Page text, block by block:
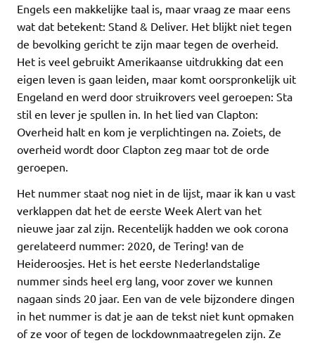
Engels een makkelijke taal is, maar vraag ze maar eens
wat dat betekent: Stand & Deliver. Het blijkt niet tegen
de bevolking gericht te zijn maar tegen de overheid.
Het is veel gebruikt Amerikaanse uitdrukking dat een
eigen leven is gaan leiden, maar komt oorspronkelijk uit
Engeland en werd door struikrovers veel geroepen: Sta
stil en lever je spullen in. In het lied van Clapton:
Overheid halt en kom je verplichtingen na. Zoiets, de
overheid wordt door Clapton zeg maar tot de orde
geroepen.
Het nummer staat nog niet in de lijst, maar ik kan u vast
verklappen dat het de eerste Week Alert van het
nieuwe jaar zal zijn. Recentelijk hadden we ook corona
gerelateerd nummer: 2020, de Tering! van de
Heideroosjes. Het is het eerste Nederlandstalige
nummer sinds heel erg lang, voor zover we kunnen
nagaan sinds 20 jaar. Een van de vele bijzondere dingen
in het nummer is dat je aan de tekst niet kunt opmaken
of ze voor of tegen de lockdownmaatregelen zijn. Ze